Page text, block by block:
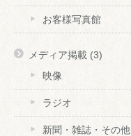
お客様写真館
メディア掲載 (3)
映像
ラジオ
新聞・雑誌・その他